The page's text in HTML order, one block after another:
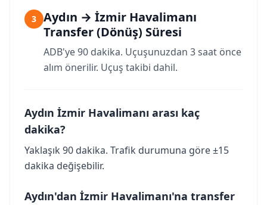
3
Aydın → İzmir Havalimanı
Transfer (Dönüş) Süresi
ADB'ye 90 dakika. Uçuşunuzdan 3 saat önce
alım önerilir. Uçuş takibi dahil.
Aydın İzmir Havalimanı arası kaç
dakika?
Yaklaşık 90 dakika. Trafik durumuna göre ±15
dakika değişebilir.
Aydın'dan İzmir Havalimanı'na transfer